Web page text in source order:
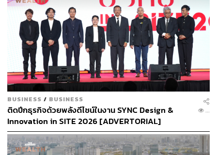
TAGS: ธุรกิจ ห้างสรรพสินค้า
เดอะมอลล์ กรุ๊ป
เดอะมอลล์ไลฟ์สโตร์ ท่าพระ
LOADING...
ABOUT THE AUTHOR
ถนัดกิจ จันกิเสน
Content Creator ประจำกองบรรณาธิการ
THE STANDARD WEALTH ผู้เสพติดโลก
ธุรกิจ การตลาด เทคโนโลยี และชอบสำรวจ
โลกออฟไลน์และออนไลน์มาถอดรหัสความ
เคลื่อนไหวให้เป็นเรื่องเข้าใจง่าย สนุก และได้
ไอเดียใหม่ๆ
BUSINESS / BUSINESS
ติดปีกธุรกิจด้วยพลังดีไซน์ในงาน SYNC Design &
Innovation in SITE 2026 [ADVERTORIAL]
...